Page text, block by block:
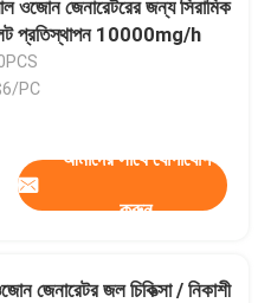
ওজোন জেনারেটরের জন্য সিরামিক
প্রতিস্থাপন 10000mg/h
PC
আমাদের সাথে যোগাযোগ
করুন
জেনারেটর জল চিকিত্সা / নিকাশী